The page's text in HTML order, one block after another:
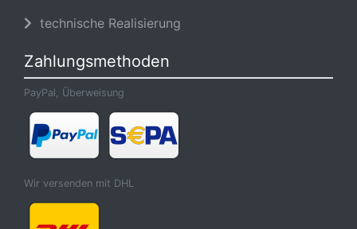
technische Realisierung
Zahlungsmethoden
PayPal, Überweisung
Wir versenden mit DHL